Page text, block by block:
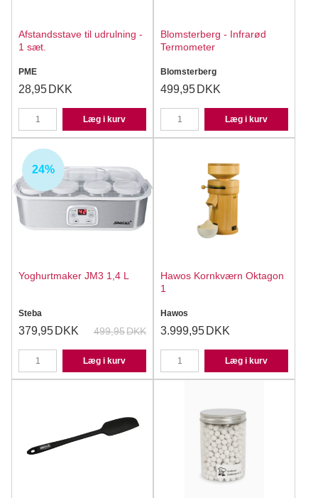
Afstandsstave til udrulning -
1 sæt.
PME
28,95 DKK
Læg i kurv
Blomsterberg - Infrarød
Termometer
Blomsterberg
499,95 DKK
Læg i kurv
24%
Yoghurtmaker JM3 1,4 L
Steba
499,95DKK
379,95 DKK
Læg i kurv
Hawos Kornkværn Oktagon
1
Hawos
3.999,95 DKK
Læg i kurv